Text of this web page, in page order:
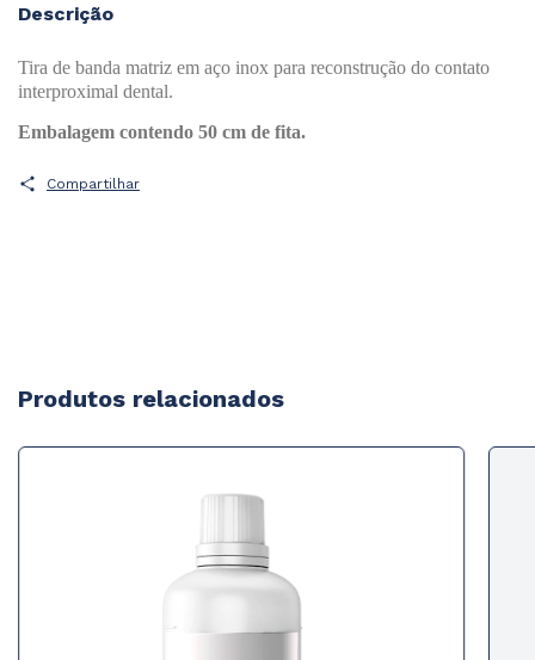
Descrição
Tira de banda matriz em aço inox para reconstrução do contato
interproximal dental.
Embalagem contendo 50 cm de fita.
Compartilhar
Produtos relacionados